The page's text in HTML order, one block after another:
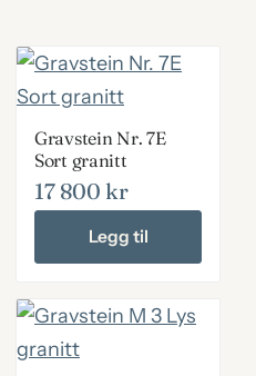
Gravstein Nr. 7E
Sort granitt
17 800 kr
Legg til